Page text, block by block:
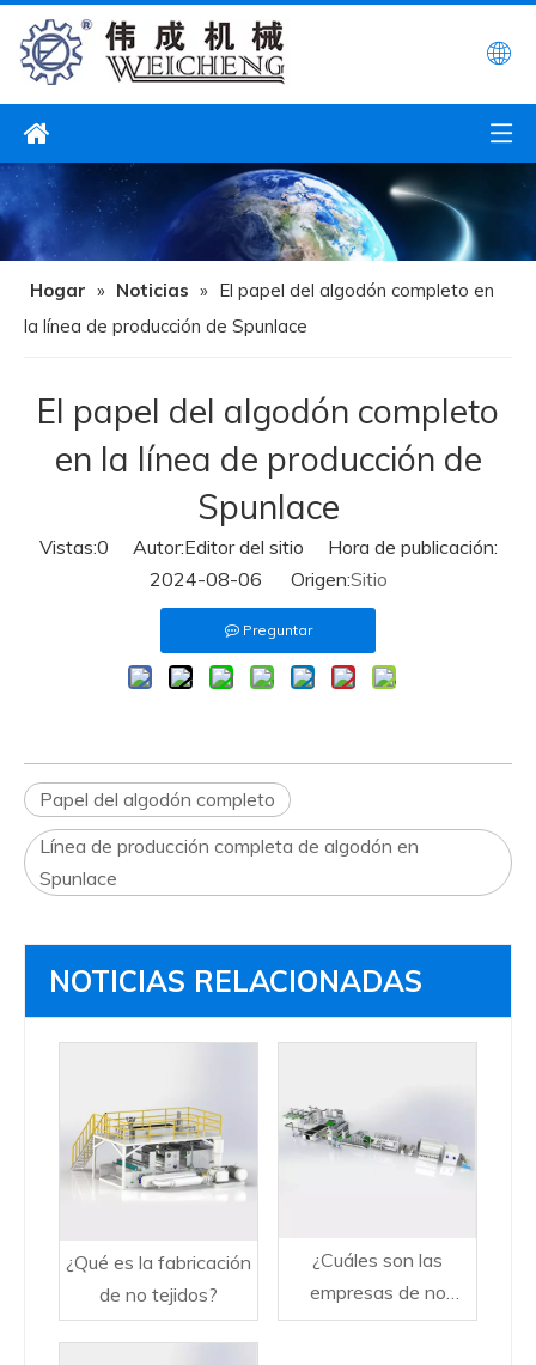
Hogar » Noticias » El papel del algodón completo en
la línea de producción de Spunlace
El papel del algodón completo
en la línea de producción de
Spunlace
Vistas:0 Autor:Editor del sitio Hora de publicación:
2024-08-06 Origen:Sitio
Preguntar
Papel del algodón completo
Línea de producción completa de algodón en
Spunlace
NOTICIAS RELACIONADAS
¿Qué es la fabricación
de no tejidos?
¿Cuáles son las
empresas de no
tejidos más grandes?